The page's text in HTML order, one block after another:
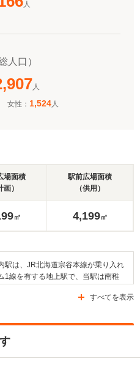
人
人口）
人
女性： 1,524人
場面積
画）
駅前広場面積
（供用）
㎡ 4,199㎡
駅は、JR北海道宗谷本線が乗り入れ
1線を有する地上駅で、当駅は南稚
などの施設があるほか、北門神社や
などの公園も存在します。道路に関
道106号線（オロロンライン）など
すべてを表示